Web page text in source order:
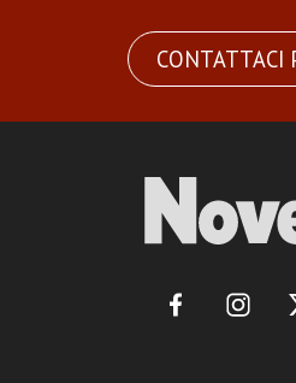
CONTATTACI